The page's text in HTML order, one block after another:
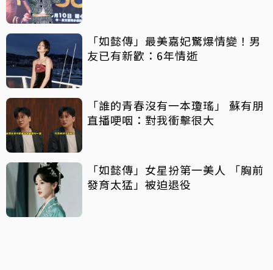
「如懿傳」最美嘉妃驚爆情變！男
友已有新歡：6年情逝
「誰的青春沒有一本瓊瑤」 蘇有朋
直播哽咽：對我衝擊很大
「如懿傳」女星扮第一美人 「胸前
發育太猛」被迫退役